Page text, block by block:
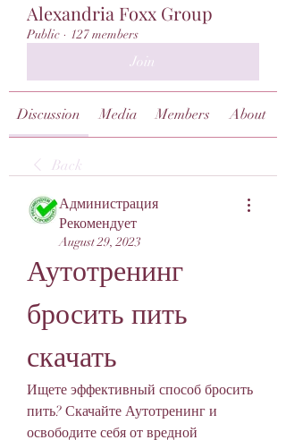
Alexandria Foxx Group
Public · 127 members
Join
Discussion Media Members About
Back
Администрация
Рекомендует
August 29, 2023
Аутотренинг
бросить пить
скачать
Ищете эффективный способ бросить
пить? Скачайте Аутотренинг и
освободите себя от вредной